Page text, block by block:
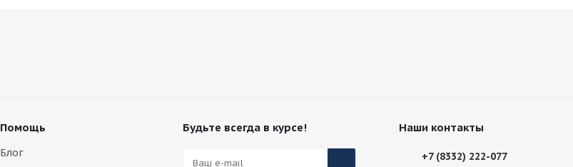
Помощь
Блог
Будьте всегда в курсе! Наши контакты
+7 (8332) 222-077